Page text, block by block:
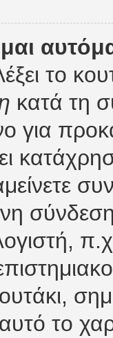
το
κατά τη
για
το